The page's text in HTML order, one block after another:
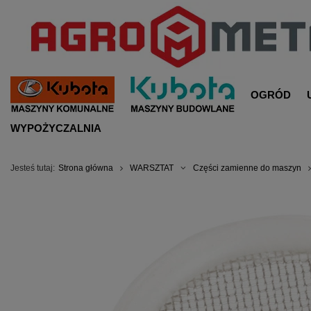
OGRÓD
WYPOŻYCZALNIA
Jesteś tutaj: Strona główna WARSZTAT Części zamienne do maszyn